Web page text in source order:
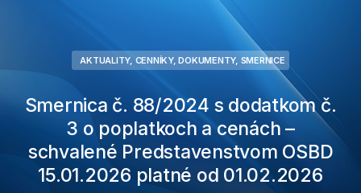
AKTUALITY, CENNÍKY,DOKUMENTY, SMERNICE
Smernica č. 88/2024 s dodatkom č.
3 o poplatkoch a cenách –
schvalené Predstavenstvom OSBD
15.01.2026 platné od 01.02.2026